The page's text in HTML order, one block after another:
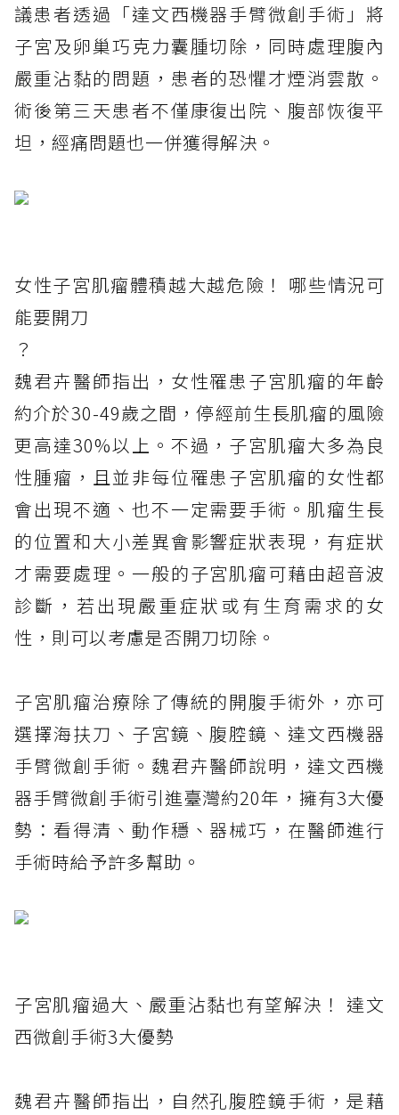
議患者透過「達文西機器手臂微創手術」將
子宮及卵巢巧克力囊腫切除，同時處理腹內
嚴重沾黏的問題，患者的恐懼才煙消雲散。
術後第三天患者不僅康復出院、腹部恢復平
坦，經痛問題也一併獲得解決。
女性子宮肌瘤體積越大越危險！ 哪些情況可
能要開刀
？
魏君卉醫師指出，女性罹患子宮肌瘤的年齡
約介於30-49歲之間，停經前生長肌瘤的風險
更高達30%以上。不過，子宮肌瘤大多為良
性腫瘤，且並非每位罹患子宮肌瘤的女性都
會出現不適、也不一定需要手術。肌瘤生長
的位置和大小差異會影響症狀表現，有症狀
才需要處理。一般的子宮肌瘤可藉由超音波
診斷，若出現嚴重症狀或有生育需求的女
性，則可以考慮是否開刀切除。
子宮肌瘤治療除了傳統的開腹手術外，亦可
選擇海扶刀、子宮鏡、腹腔鏡、達文西機器
手臂微創手術。魏君卉醫師說明，達文西機
器手臂微創手術引進臺灣約20年，擁有3大優
勢：看得清、動作穩、器械巧，在醫師進行
手術時給予許多幫助。
子宮肌瘤過大、嚴重沾黏也有望解決！ 達文
西微創手術3大優勢
魏君卉醫師指出，自然孔腹腔鏡手術，是藉